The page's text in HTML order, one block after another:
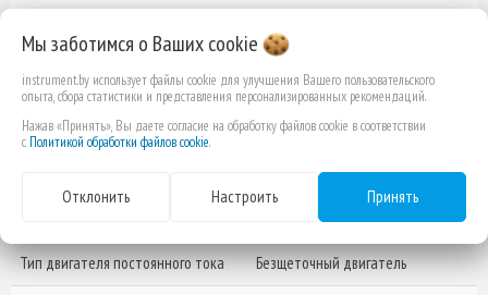
Напряжение питания
18 В
Тип аккумулятора
Литий-ионный (Li-Ion)
аккумулятор
Постоянный ток от аккумулятора
Тип двигателя постоянного тока Безщеточный двигатель
Мы заботимся о Вашихcookie
instrument.by использует файлы cookie для улучшения Вашего пользовательского
опыта, сбора статистики и представления персонализированных рекомендаций.
Нажав «Принять», Вы даете согласие на обработку файлов cookie в соответствии
с Политикой обработки файлов cookie.
Отклонить Настроить Принять